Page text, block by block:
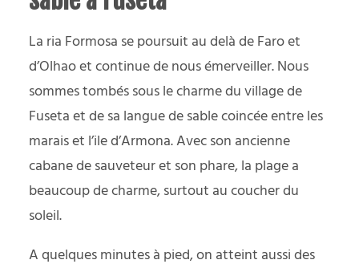
La ria Formosa se poursuit au delà de Faro et
d’Olhao et continue de nous émerveiller. Nous
sommes tombés sous le charme du village de
Fuseta et de sa langue de sable coincée entre les
marais et l’ile d’Armona. Avec son ancienne
cabane de sauveteur et son phare, la plage a
beaucoup de charme, surtout au coucher du
soleil.
A quelques minutes à pied, on atteint aussi des